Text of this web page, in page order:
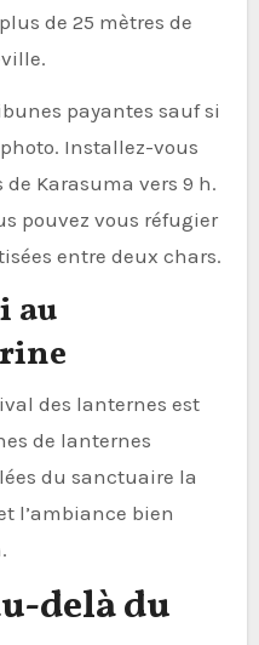
de 25 mètres de
payantes sauf si
Installez-vous
Karasuma vers 9 h.
pouvez vous réfugier
entre deux chars.
au
des lanternes est
de lanternes
du sanctuaire la
l’ambiance bien
delà du